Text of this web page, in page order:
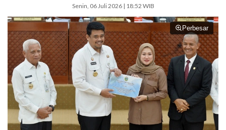
Senin, 06 Juli 2026 | 18:52 WIB
Perbesar